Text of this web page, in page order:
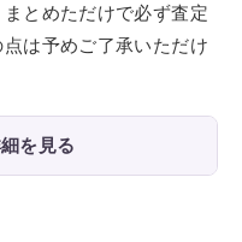
とめただけで必ず査定
は予めご了承いただけ
を見る